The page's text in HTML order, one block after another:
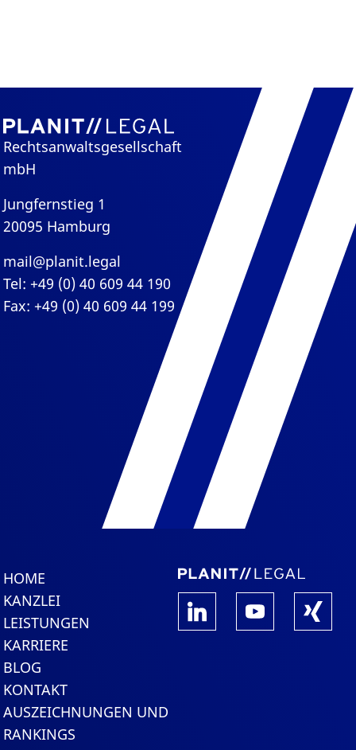
Rechtsanwaltsgesellschaft
mbH
Jungfernstieg 1
20095 Hamburg
mail@planit.legal
Tel: +49 (0) 40 609 44 190
Fax: +49 (0) 40 609 44 199
HOME
KANZLEI
LEISTUNGEN
KARRIERE
BLOG
KONTAKT
AUSZEICHNUNGEN UND
RANKINGS